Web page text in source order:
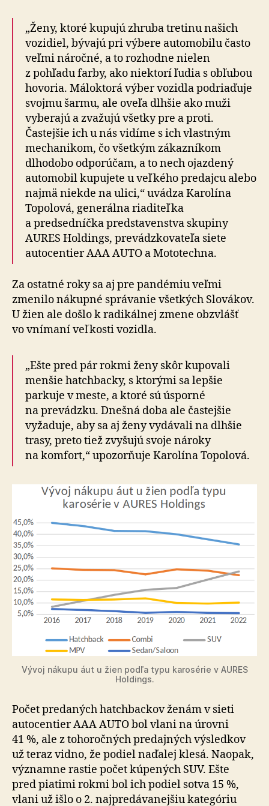
„Ženy, ktoré kupujú zhruba tretinu našich
vozidiel, bývajú pri výbere automobilu často
veľmi náročné, a to rozhodne nielen
z pohľadu farby, ako niektorí ľudia s obľubou
hovoria. Máloktorá výber vozidla podriaďuje
svojmu šarmu, ale oveľa dlhšie ako muži
vyberajú a zvažujú všetky pre a proti.
Častejšie ich u nás vidíme s ich vlastným
mechanikom, čo všetkým zákazníkom
dlhodobo odporúčam, a to nech ojazdený
automobil kupujete u veľkého predajcu alebo
najmä niekde na ulici,“ uvádza Karolína
Topolová, generálna riaditeľka
a predsedníčka predstavenstva skupiny
AURES Holdings, prevádzkovateľa siete
autocentier AAA AUTO a Mototechna.
Za ostatné roky sa aj pre pandémiu veľmi
zmenilo nákupné správanie všetkých Slovákov.
U žien ale došlo k radikálnej zmene obzvlášť
vo vnímaní veľkosti vozidla.
„Ešte pred pár rokmi ženy skôr kupovali
menšie hatchbacky, s ktorými sa lepšie
parkuje v meste, a ktoré sú úsporné
na prevádzku. Dnešná doba ale častejšie
vyžaduje, aby sa aj ženy vydávali na dlhšie
trasy, preto tiež zvyšujú svoje nároky
na komfort,“ upozorňuje Karolína Topolová.
Vývoj nákupu áut u žien podľa typu karosérie v AURES
Holdings.
Počet predaných hatchbackov ženám v sieti
autocentier AAA AUTO bol vlani na úrovni
41 %, ale z tohoročných predajných výsledkov
už teraz vidno, že podiel naďalej klesá. Naopak,
významne rastie počet kúpených SUV. Ešte
pred piatimi rokmi bol ich podiel sotva 15 %,
vlani už išlo o 2. najpredávanejšiu kategóriu